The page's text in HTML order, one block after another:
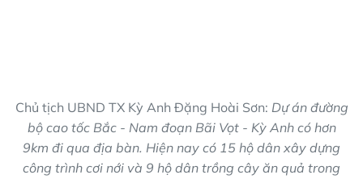
Chủ tịch UBND TX Kỳ Anh Đặng Hoài Sơn: Dự án đường
bộ cao tốc Bắc - Nam đoạn Bãi Vọt - Kỳ Anh có hơn
9km đi qua địa bàn. Hiện nay có 15 hộ dân xây dựng
công trình cơi nới và 9 hộ dân trồng cây ăn quả trong